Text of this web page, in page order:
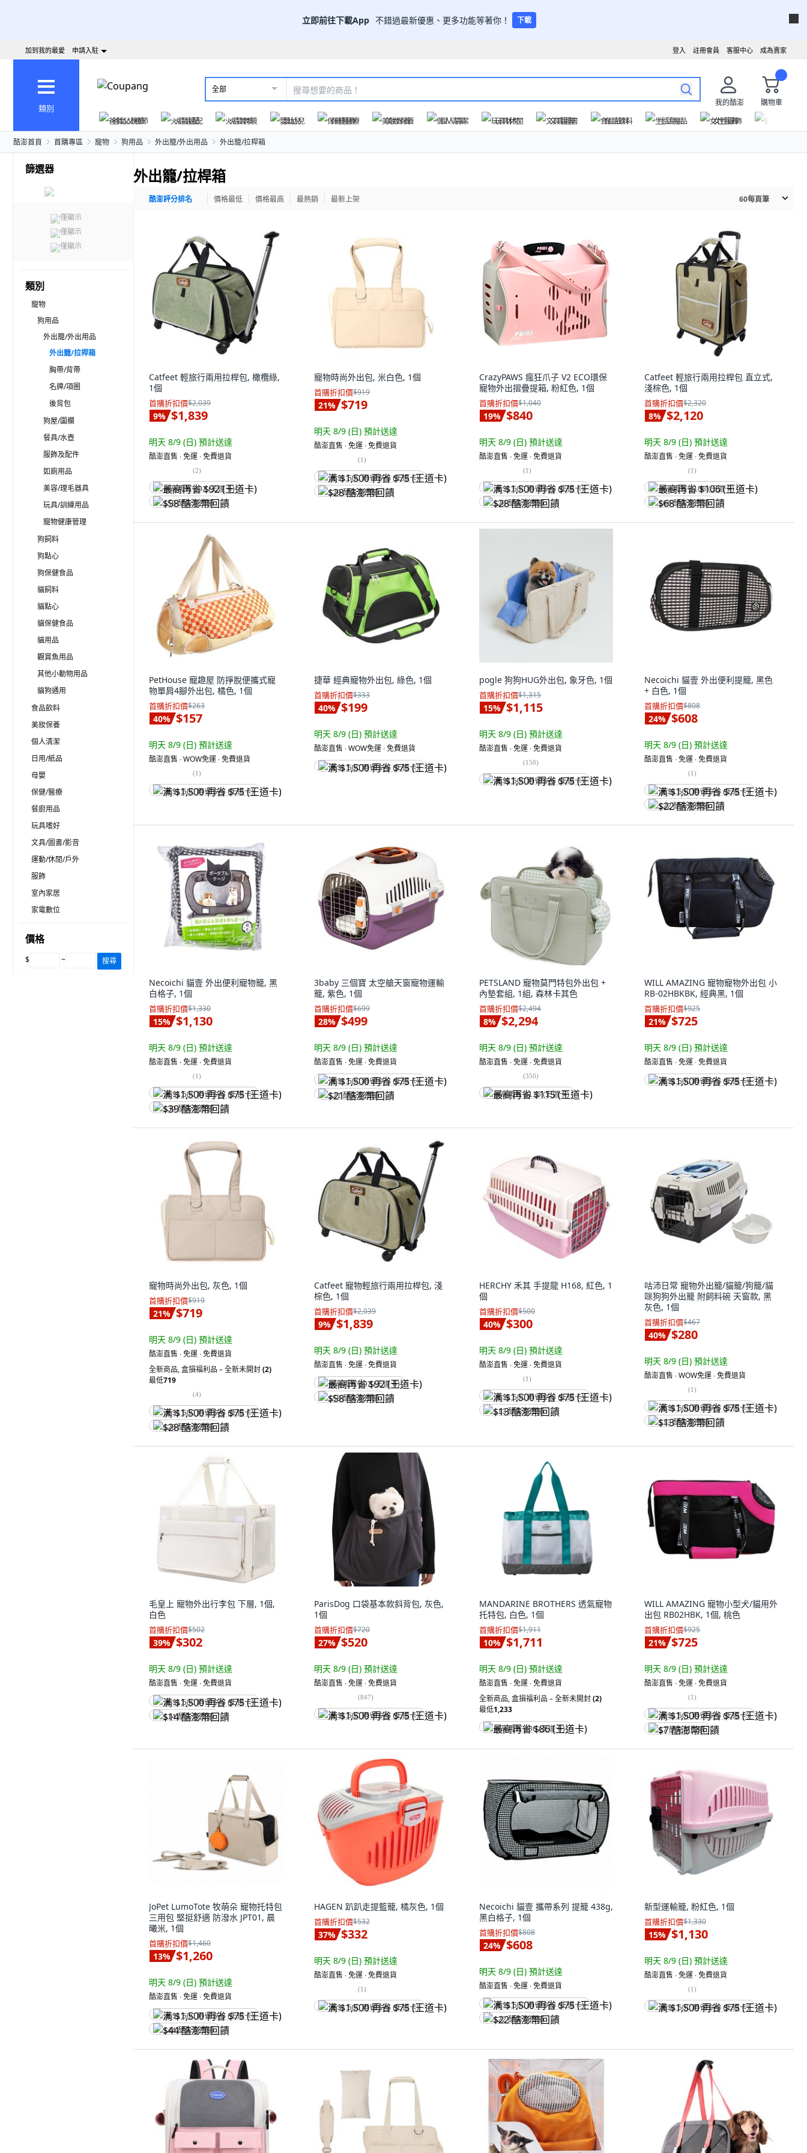
立即前往下載App 不錯過最新優惠、更多功能等著你！ 下載
成為賣家
客服中心
註冊會員
登入
加到我的最愛 申請入駐
類別
全部
我的酷澎
購物車
爸氣父親節
火箭速配 火箭跨境 嬰幼兒 保健醫療 美妝保養 個人清潔 玩具休閒 文具圖書 食品飲料 生活用品 女性服飾
酷澎首頁 首購專區 寵物 狗用品 外出籠/外出用品 外出籠/拉桿箱
篩選器
僅顯示
僅顯示
僅顯示
類別
寵物
狗用品
外出籠/外出用品
外出籠/拉桿箱
胸帶/背帶
名牌/項圈
後背包
狗屋/圍欄
餐具/水壺
服飾及配件
如廁用品
美容/理毛器具
玩具/訓練用品
寵物健康管理
狗飼料
狗點心
狗保健食品
貓飼料
貓點心
貓保健食品
貓用品
觀賞魚用品
其他小動物用品
貓狗通用
食品飲料
美妝保養
個人清潔
日用/紙品
母嬰
保健/醫療
餐廚用品
玩具嗜好
文具/圖書/影音
運動/休閒/戶外
服飾
室內家居
家電數位
價格
$ ~ 搜尋
外出籠/拉桿箱
酷澎評分排名 價格最低 價格最高 最熱銷 最新上架 60每頁筆
Catfeet 輕旅行兩用拉桿包, 橄欖綠,
1個
首購折扣價$2,039
9% $1,839
明天 8/9 (日) 預計送達
酷澎直售 ∙ 免運 ∙ 免費退貨
(2)
最高再省 $92 (王道卡)
$58 酷澎幣回饋
寵物時尚外出包, 米白色, 1個
首購折扣價$919
21% $719
明天 8/9 (日) 預計送達
酷澎直售 ∙ 免運 ∙ 免費退貨
(1)
满 $1,500 再省 $75 (王道卡)
$28 酷澎幣回饋
CrazyPAWS 瘋狂爪子 V2 ECO環保
寵物外出摺疊提箱, 粉紅色, 1個
首購折扣價$1,040
19% $840
明天 8/9 (日) 預計送達
酷澎直售 ∙ 免運 ∙ 免費退貨
(1)
满 $1,500 再省 $75 (王道卡)
$28 酷澎幣回饋
Catfeet 輕旅行兩用拉桿包 直立式,
淺棕色, 1個
首購折扣價$2,320
8% $2,120
明天 8/9 (日) 預計送達
酷澎直售 ∙ 免運 ∙ 免費退貨
(1)
最高再省 $106 (王道卡)
$68 酷澎幣回饋
PetHouse 寵趣屋 防掙脫便攜式寵
物單肩4腳外出包, 橘色, 1個
首購折扣價$263
40% $157
明天 8/9 (日) 預計送達
酷澎直售 ∙ WOW免運 ∙ 免費退貨
(1)
满 $1,500 再省 $75 (王道卡)
捷華 經典寵物外出包, 綠色, 1個
首購折扣價$333
40% $199
明天 8/9 (日) 預計送達
酷澎直售 ∙ WOW免運 ∙ 免費退貨
满 $1,500 再省 $75 (王道卡)
pogle 狗狗HUG外出包, 象牙色, 1個
首購折扣價$1,315
15% $1,115
明天 8/9 (日) 預計送達
酷澎直售 ∙ 免運 ∙ 免費退貨
(150)
满 $1,500 再省 $75 (王道卡)
Necoichi 貓壹 外出便利提籠, 黑色
+ 白色, 1個
首購折扣價$808
24% $608
明天 8/9 (日) 預計送達
酷澎直售 ∙ 免運 ∙ 免費退貨
(1)
满 $1,500 再省 $75 (王道卡)
$22 酷澎幣回饋
Necoichi 貓壹 外出便利寵物籠, 黑
白格子, 1個
首購折扣價$1,330
15% $1,130
明天 8/9 (日) 預計送達
酷澎直售 ∙ 免運 ∙ 免費退貨
(1)
满 $1,500 再省 $75 (王道卡)
$39 酷澎幣回饋
3baby 三個寶 太空艙天窗寵物運輸
籠, 紫色, 1個
首購折扣價$699
28% $499
明天 8/9 (日) 預計送達
酷澎直售 ∙ 免運 ∙ 免費退貨
满 $1,500 再省 $75 (王道卡)
$21 酷澎幣回饋
PETSLAND 寵物莫門特包外出包 +
內墊套組, 1組, 森林卡其色
首購折扣價$2,494
8% $2,294
明天 8/9 (日) 預計送達
酷澎直售 ∙ 免運 ∙ 免費退貨
(350)
最高再省 $115 (王道卡)
WILL AMAZING 寵物寵物外出包 小
RB-02HBKBK, 經典黑, 1個
首購折扣價$925
21% $725
明天 8/9 (日) 預計送達
酷澎直售 ∙ 免運 ∙ 免費退貨
满 $1,500 再省 $75 (王道卡)
寵物時尚外出包, 灰色, 1個
首購折扣價$919
21% $719
明天 8/9 (日) 預計送達
酷澎直售 ∙ 免運 ∙ 免費退貨
全新商品,盒損福利品 – 全新未開封(2)
最低719
(4)
满 $1,500 再省 $75 (王道卡)
$28 酷澎幣回饋
Catfeet 寵物輕旅行兩用拉桿包, 淺
棕色, 1個
首購折扣價$2,039
9% $1,839
明天 8/9 (日) 預計送達
酷澎直售 ∙ 免運 ∙ 免費退貨
最高再省 $92 (王道卡)
$58 酷澎幣回饋
HERCHY 禾其 手提龍 H168, 紅色, 1
個
首購折扣價$500
40% $300
明天 8/9 (日) 預計送達
酷澎直售 ∙ 免運 ∙ 免費退貨
(1)
满 $1,500 再省 $75 (王道卡)
$13 酷澎幣回饋
咕沛日常 寵物外出籠/貓籠/狗籠/貓
咪狗狗外出籠 附飼料碗 天窗款, 黑
灰色, 1個
首購折扣價$467
40% $280
明天 8/9 (日) 預計送達
酷澎直售 ∙ WOW免運 ∙ 免費退貨
(1)
满 $1,500 再省 $75 (王道卡)
$13 酷澎幣回饋
毛皇上 寵物外出行李包 下層, 1個,
白色
首購折扣價$502
39% $302
明天 8/9 (日) 預計送達
酷澎直售 ∙ 免運 ∙ 免費退貨
满 $1,500 再省 $75 (王道卡)
$14 酷澎幣回饋
ParisDog 口袋基本款斜背包, 灰色,
1個
首購折扣價$720
27% $520
明天 8/9 (日) 預計送達
酷澎直售 ∙ 免運 ∙ 免費退貨
(847)
满 $1,500 再省 $75 (王道卡)
MANDARINE BROTHERS 透氣寵物
托特包, 白色, 1個
首購折扣價$1,911
10% $1,711
明天 8/9 (日) 預計送達
酷澎直售 ∙ 免運 ∙ 免費退貨
全新商品,盒損福利品 – 全新未開封(2)
最低1,233
最高再省 $86 (王道卡)
WILL AMAZING 寵物小型犬/貓用外
出包 RB02HBK, 1個, 桃色
首購折扣價$925
21% $725
明天 8/9 (日) 預計送達
酷澎直售 ∙ 免運 ∙ 免費退貨
(1)
满 $1,500 再省 $75 (王道卡)
$7 酷澎幣回饋
JoPet LumoTote 牧萌朵 寵物托特包
三用包 堅挺舒適 防潑水 JPT01, 晨
曦米, 1個
首購折扣價$1,460
13% $1,260
明天 8/9 (日) 預計送達
酷澎直售 ∙ 免運 ∙ 免費退貨
满 $1,500 再省 $75 (王道卡)
$44 酷澎幣回饋
HAGEN 趴趴走提籃籠, 橘灰色, 1個
首購折扣價$532
37% $332
明天 8/9 (日) 預計送達
酷澎直售 ∙ 免運 ∙ 免費退貨
(1)
满 $1,500 再省 $75 (王道卡)
Necoichi 貓壹 攜帶系列 提籠 438g,
黑白格子, 1個
首購折扣價$808
24% $608
明天 8/9 (日) 預計送達
酷澎直售 ∙ 免運 ∙ 免費退貨
满 $1,500 再省 $75 (王道卡)
$22 酷澎幣回饋
新型運輸籠, 粉紅色, 1個
首購折扣價$1,330
15% $1,130
明天 8/9 (日) 預計送達
酷澎直售 ∙ 免運 ∙ 免費退貨
(1)
满 $1,500 再省 $75 (王道卡)